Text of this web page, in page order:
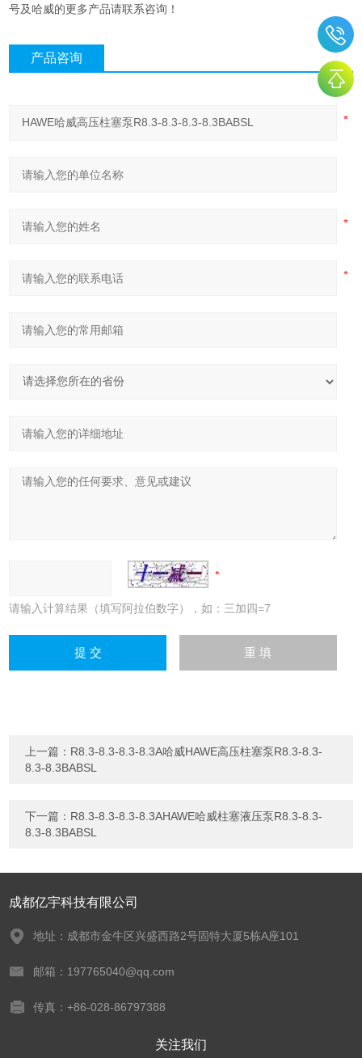
号及哈威的更多产品请联系咨询！
产品咨询
请输入计算结果（填写阿拉伯数字），如：三加四=7
上一篇： R8.3-8.3-8.3-8.3A哈威HAWE高压柱塞泵R8.3-8.3-
8.3-8.3BABSL
下一篇： R8.3-8.3-8.3-8.3AHAWE哈威柱塞液压泵R8.3-8.3-
8.3-8.3BABSL
成都亿宇科技有限公司
地址：成都市金牛区兴盛西路2号固特大厦5栋A座101
邮箱：197765040@qq.com
传真：+86-028-86797388
关注我们